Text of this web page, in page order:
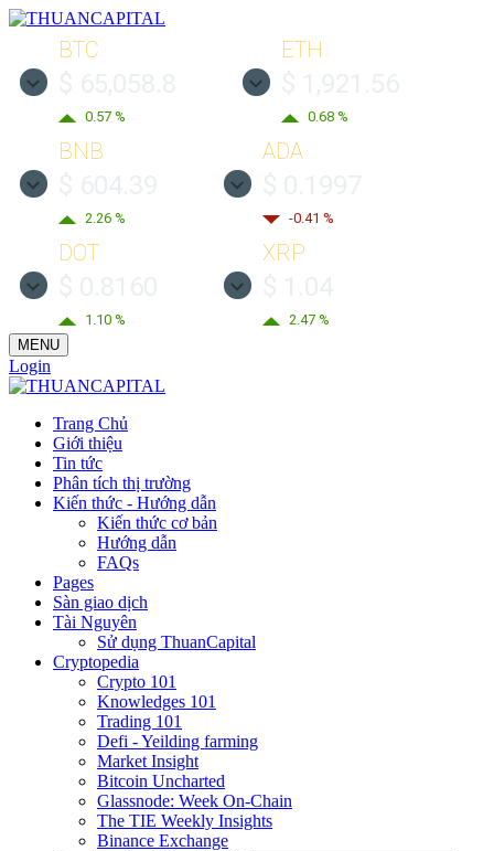
BTC
0.57 %
ETH
0.68 %
BNB
2.26 %
ADA
-0.41 %
DOT
1.10 %
XRP
2.47 %
MENU
Login
Trang Chủ
Giới thiệu
Tin tức
Phân tích thị trường
Kiến thức - Hướng dẫn
Kiến thức cơ bản
Hướng dẫn
FAQs
Pages
Sàn giao dịch
Tài Nguyên
Sử dụng ThuanCapital
Cryptopedia
Crypto 101
Knowledges 101
Trading 101
Defi - Yeilding farming
Market Insight
Bitcoin Uncharted
Glassnode: Week On-Chain
The TIE Weekly Insights
Binance Exchange